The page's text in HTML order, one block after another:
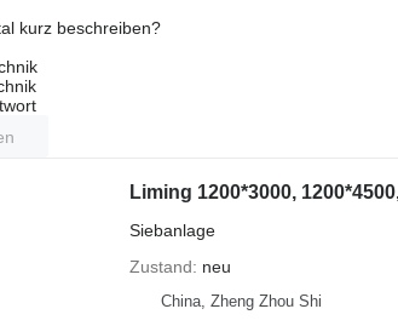
kurz beschreiben?
Liming 1200*3000,
Siebanlage
Zustand
neu
China, Zheng Zhou Shi